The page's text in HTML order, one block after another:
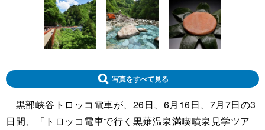
写真をすべて見る
黒部峡谷トロッコ電車が、26日、6月16日、7月7日の3
日間、「トロッコ電車で行く黒薙温泉満喫噴泉見学ツア